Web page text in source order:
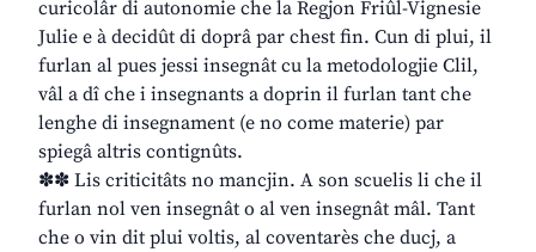
curicolâr di autonomie che la Regjon Friûl-Vignesie
Julie e à decidût di doprâ par chest fin. Cun di plui, il
furlan al pues jessi insegnât cu la metodologjie Clil,
vâl a dî che i insegnants a doprin il furlan tant che
lenghe di insegnament (e no come materie) par
spiegâ altris contignûts.
✽✽ Lis criticitâts no mancjin. A son scuelis li che il
furlan nol ven insegnât o al ven insegnât mâl. Tant
che o vin dit plui voltis, al coventarès che ducj, a